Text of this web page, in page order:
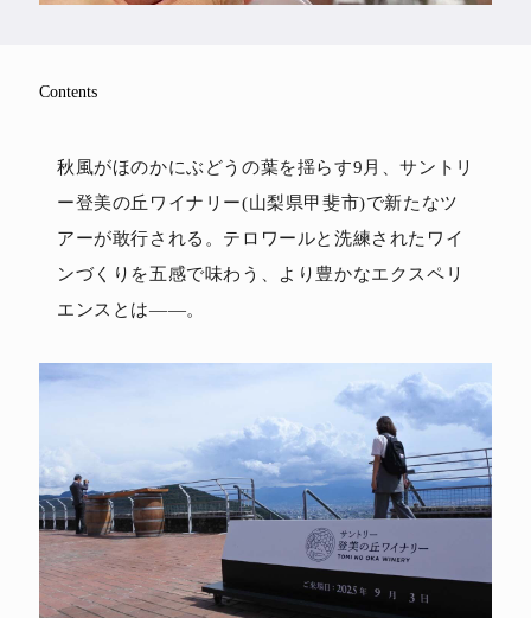
Contents
秋風がほのかにぶどうの葉を揺らす9月、サントリ
ー登美の丘ワイナリー(山梨県甲斐市)で新たなツ
アーが敢行される。テロワールと洗練されたワイ
ンづくりを五感で味わう、より豊かなエクスペリ
エンスとは――。